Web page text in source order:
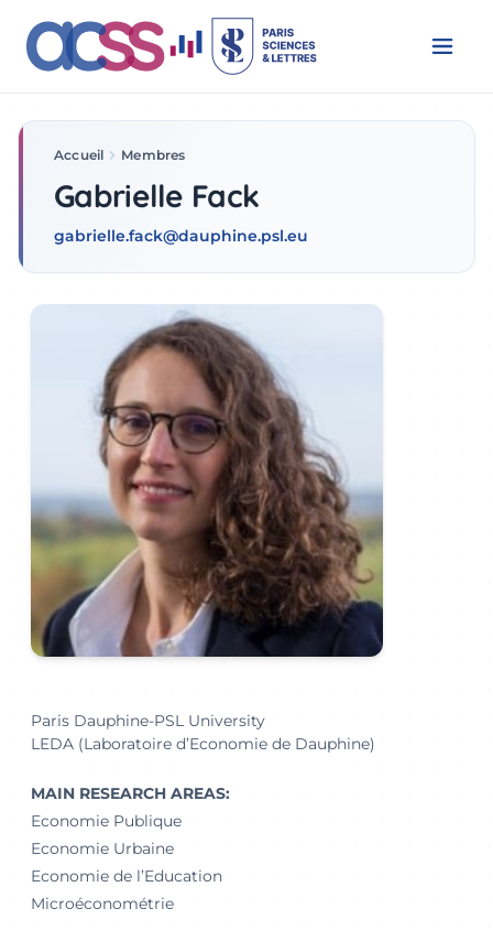
Accueil Membres
Gabrielle Fack
Gabrielle Fack
gabrielle.fack@dauphine.psl.eu
Paris Dauphine-PSL University
LEDA (Laboratoire d’Economie de Dauphine)
MAIN RESEARCH AREAS:
Economie Publique
Economie Urbaine
Economie de l’Education
Microéconométrie